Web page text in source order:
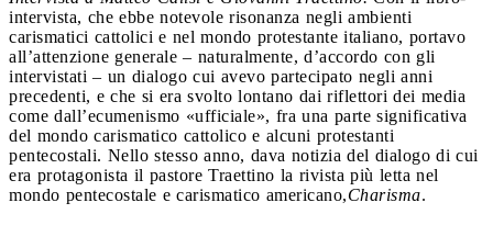
intervista, che ebbe notevole risonanza negli ambienti
carismatici cattolici e nel mondo protestante italiano, portavo
all’attenzione generale – naturalmente, d’accordo con gli
intervistati – un dialogo cui avevo partecipato negli anni
precedenti, e che si era svolto lontano dai riflettori dei media
come dall’ecumenismo «ufficiale», fra una parte significativa
del mondo carismatico cattolico e alcuni protestanti
pentecostali. Nello stesso anno, dava notizia del dialogo di cui
era protagonista il pastore Traettino la rivista più letta nel
mondo pentecostale e carismatico americano,Charisma.